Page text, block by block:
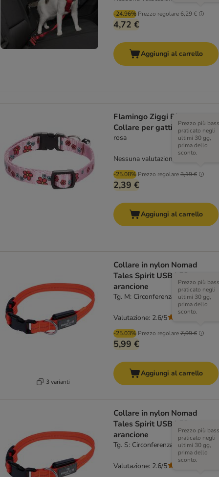
-24.96% Prezzo regolare6,29 €
4,72 €
Aggiungi al carrello
Flamingo Ziggi Blume
Collare per gatti
rosa
-25.08% Prezzo regolare3,19 €
Prezzo più
praticato negli
ultimi 30 gg,
prima dello
sconto.
2,39 €
Nessuna valutazione
Aggiungi al carrello
3 varianti
Collare in nylon Nomad
Tales Spirit USB LED,
arancione
Tg. M: Circonferenza 36-51 cm
-25.03% Prezzo regolare7,99 €
Prezzo più
praticato negli
ultimi 30 gg,
prima dello
sconto.
5,99 €
Valutazione: 2.6/5
Aggiungi al carrello
Collare in nylon Nomad
Tales Spirit USB LED,
arancione
Tg. S: Circonferenza 34-41 cm
Prezzo più
praticato negli
ultimi 30 gg,
prima dello
sconto.
Valutazione: 2.6/5